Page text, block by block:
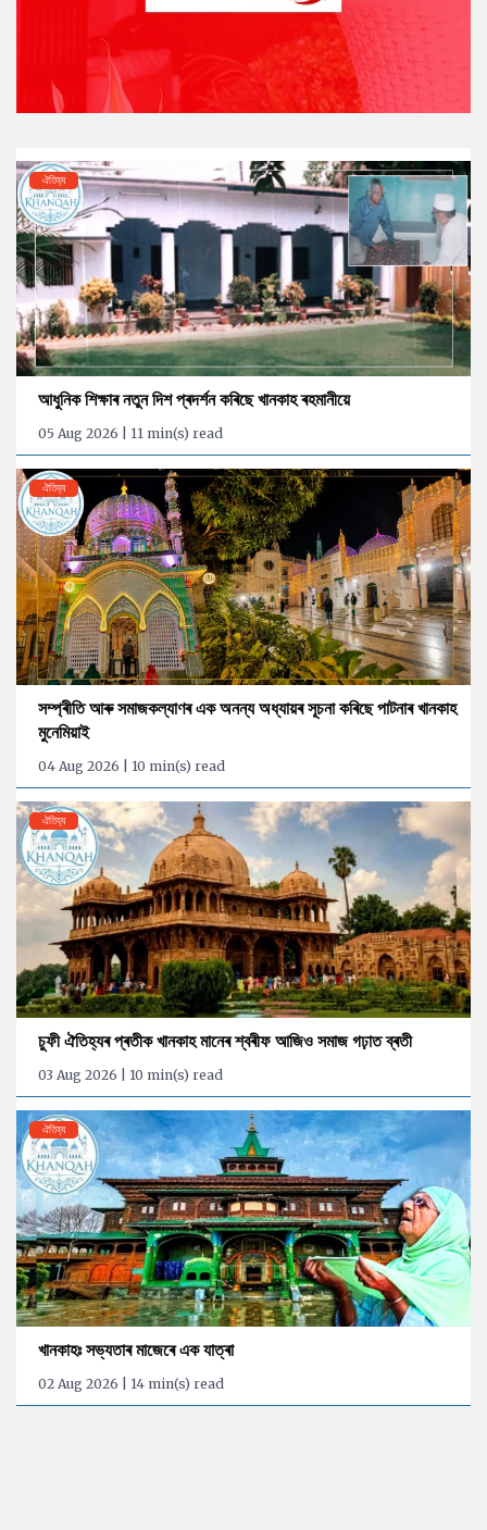
ঐতিহ্য
আধুনিক শিক্ষাৰ নতুন দিশ প্ৰদৰ্শন কৰিছে খানকাহ ৰহমানীয়ে
05 Aug 2026 | 11 min(s) read
ঐতিহ্য
সম্প্ৰীতি আৰু সমাজকল্যাণৰ এক অনন্য অধ্যায়ৰ সূচনা কৰিছে পাটনাৰ খানকাহ
মুনেমিয়াই
04 Aug 2026 | 10 min(s) read
ঐতিহ্য
চুফী ঐতিহ্যৰ প্ৰতীক খানকাহ মানেৰ শ্বৰীফ আজিও সমাজ গঢ়াত ব্ৰতী
03 Aug 2026 | 10 min(s) read
ঐতিহ্য
খানকাহঃ সভ্যতাৰ মাজেৰে এক যাত্ৰা
02 Aug 2026 | 14 min(s) read